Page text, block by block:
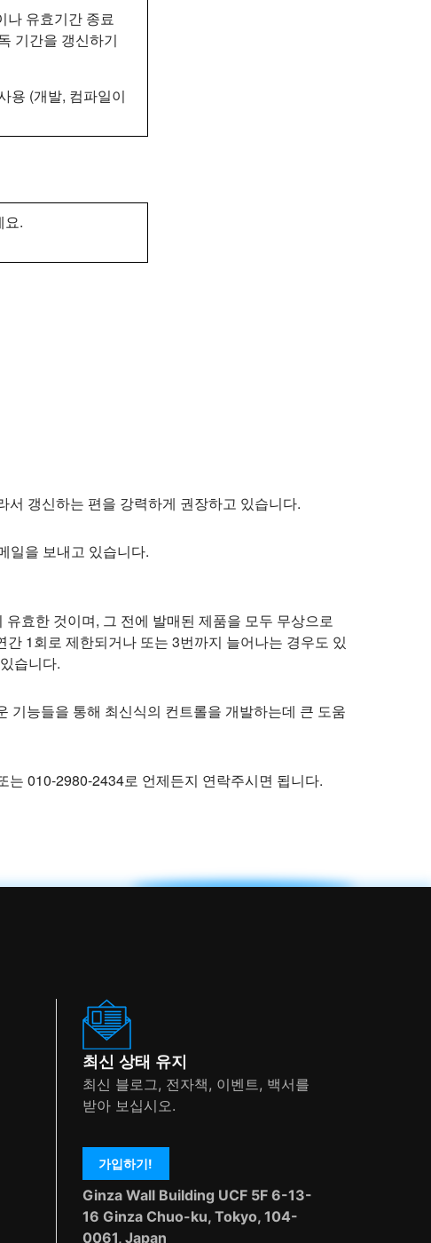
나 유효기간 종료
기간을 갱신하기
용 (개발, 컴파일이
요.
갱신하는 편을 강력하게 권장하고 있습니다.
일을 보내고 있습니다.
효한 것이며, 그 전에 발매된 제품을 모두 무상으로
1회로 제한되거나 또는 3번까지 늘어나는 경우도 있
습니다.
기능들을 통해 최신식의 컨트롤을 개발하는데 큰 도움
는 010-2980-2434로 언제든지 연락주시면 됩니다.
최신 상태 유지
최신 블로그, 전자책, 이벤트, 백서를
받아 보십시오.
가입하기!
Ginza Wall Building UCF 5F 6-13-
16 Ginza Chuo-ku, Tokyo, 104-
0061, Japan